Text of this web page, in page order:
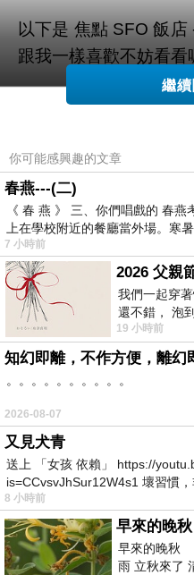
以下是 焦點 SFO 飯
跟我一樣喜歡不妨看看
PS.若您家裡有0~4歲
↓↓↓限量特優價格按鈕
繼
你可能感興趣的文章
春燕---(二)
《 春 燕 》 三、你們唱戲的 春
上在學校附近的餐廳當外場。寒
7 小時前
2026 父親
我們一起穿
還不錯， 泡
醒， 手
19 小時前
知幻即離，不作方便，離幻
。。。。。。。。。。
2026-08-07
又見犬青
送上 「女孩 依賴」 https://
is=CCvsvJhSur12W4s1 壞習慣
我害怕的
8 小時前
早來的晚秋
早來的晚秋
雨 立秋來了